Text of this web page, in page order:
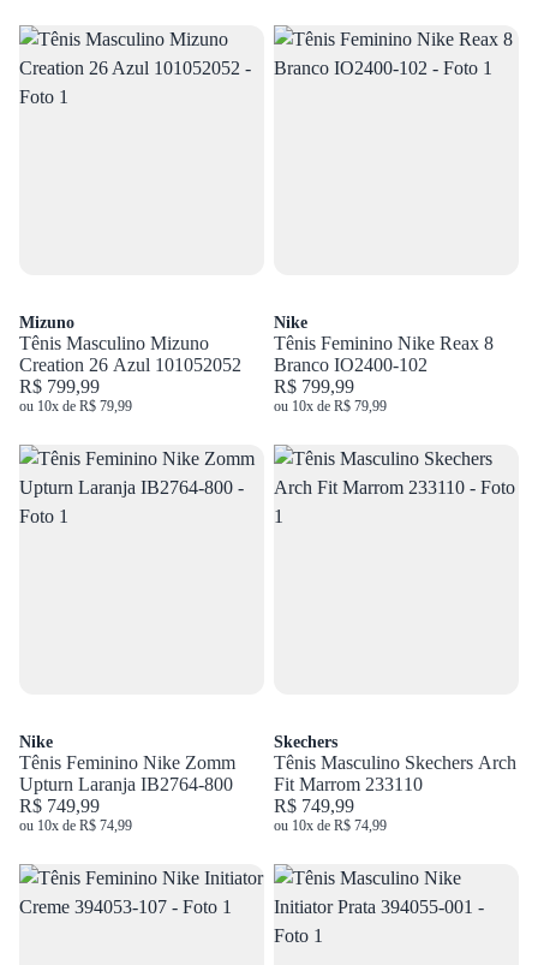
Mizuno
Tênis Masculino Mizuno
Creation 26 Azul 101052052
R$ 799,99
ou 10x de R$ 79,99
Nike
Tênis Feminino Nike Reax 8
Branco IO2400-102
R$ 799,99
ou 10x de R$ 79,99
Nike
Tênis Feminino Nike Zomm
Upturn Laranja IB2764-800
R$ 749,99
ou 10x de R$ 74,99
Skechers
Tênis Masculino Skechers Arch
Fit Marrom 233110
R$ 749,99
ou 10x de R$ 74,99